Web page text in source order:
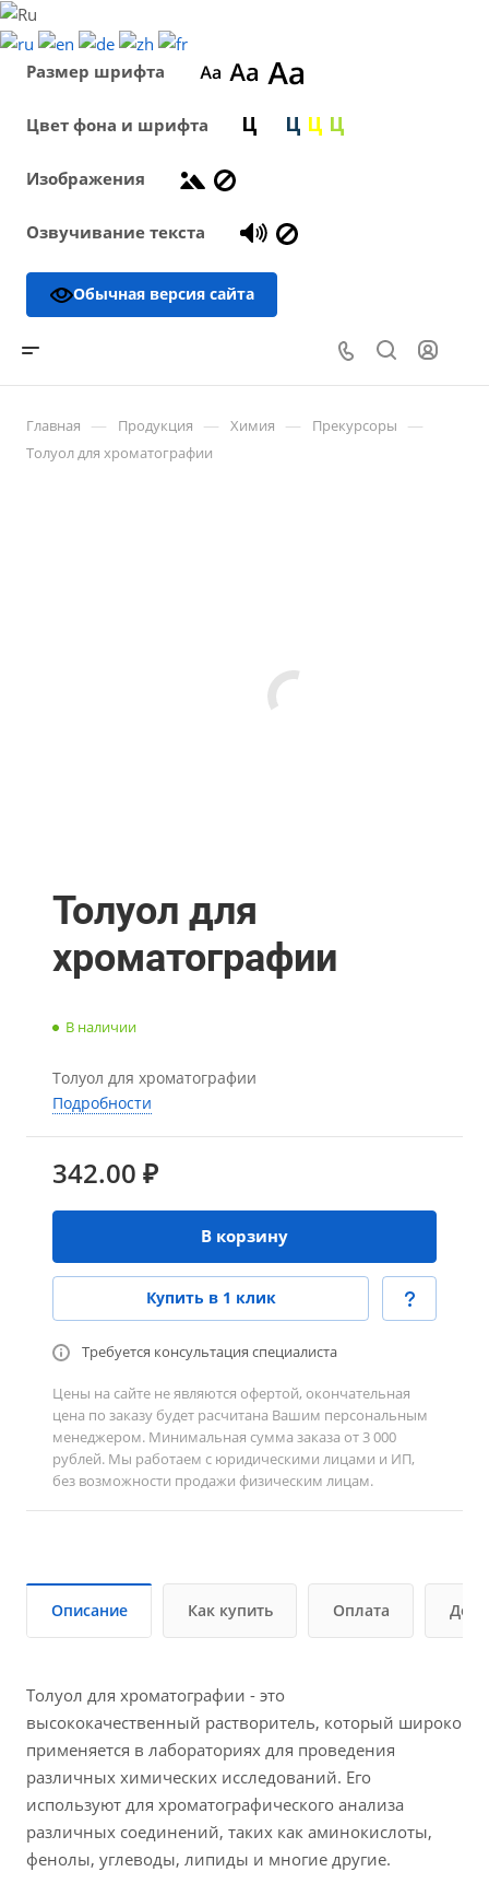
Размер шрифта
Цвет фона и шрифта
Изображения
Озвучивание текста
Обычная версия сайта
Главная — Продукция — Химия — Прекурсоры —
Толуол для хроматографии
Толуол для
хроматографии
В наличии
Толуол для хроматографии
Подробности
342.00 ₽
В корзину
Купить в 1 клик
Требуется консультация специалиста
Цены на сайте не являются офертой, окончательная
цена по заказу будет расчитана Вашим персональным
менеджером. Минимальная сумма заказа от 3 000
рублей. Мы работаем с юридическими лицами и ИП,
без возможности продажи физическим лицам.
Описание Как купить Оплата
Толуол для хроматографии - это
высококачественный растворитель, который широко
применяется в лабораториях для проведения
различных химических исследований. Его
используют для хроматографического анализа
различных соединений, таких как аминокислоты,
фенолы, углеводы, липиды и многие другие.